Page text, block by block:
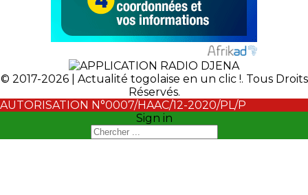
© 2017-2026 | Actualité togolaise en un clic !. Tous Droits
Réservés.
AUTORISATION N°0007/HAAC/12-2020/PL/P
Sign in